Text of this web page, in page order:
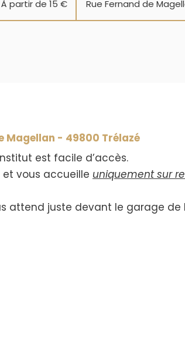
À partir de 15 € Rue Fernand de
est facile d’accès.
et vous accueille uniquement sur
attend juste devant le garage de
Magellan - 49800 Trélazé